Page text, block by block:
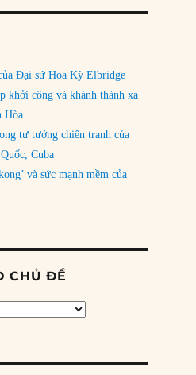
Đại sứ Hoa Kỳ Elbridge
khởi công và khánh thành xa
Hòa
tư tưởng chiến tranh của
Cuba
và sức mạnh mềm của
CHỦ ĐỀ